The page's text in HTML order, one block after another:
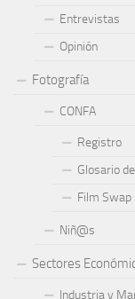
Entrevistas
Opinión
Fotografía
CONFA
Registro
Glosario
Film Swap
Niñ@s
Sectores
Industria y